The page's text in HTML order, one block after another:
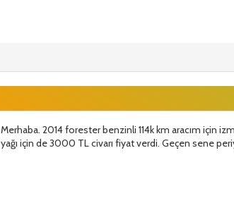
Merhaba. 2014 forester benzinli 114k km aracım için
yağı için de 3000 TL civarı fiyat verdi. Geçen sene